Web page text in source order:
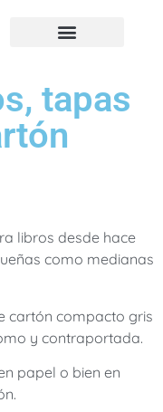
tapas
libros desde hace
como medianas
cartón compacto gris
y contraportada.
papel o bien en